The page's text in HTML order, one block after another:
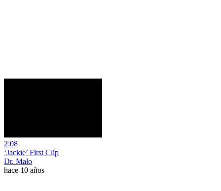
2:08
‘Jackie’ First Clip
Dr. Malo
hace 10 años